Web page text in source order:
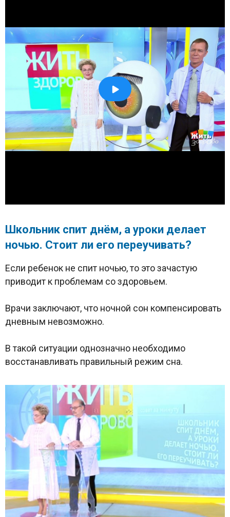
Школьник спит днём, а уроки делает
ночью. Стоит ли его переучивать?
Если ребенок не спит ночью, то это зачастую
приводит к проблемам со здоровьем.
Врачи заключают, что ночной сон компенсировать
дневным невозможно.
В такой ситуации однозначно необходимо
восстанавливать правильный режим сна.